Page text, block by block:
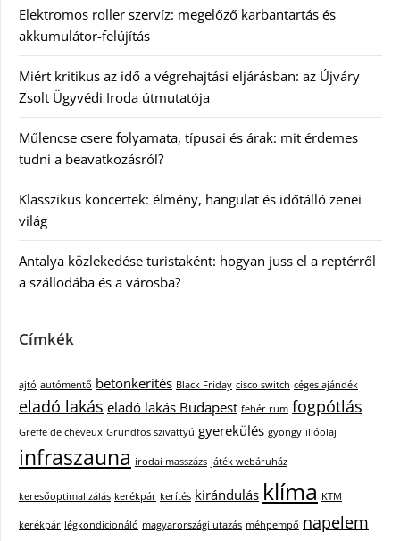
Elektromos roller szervíz: megelőző karbantartás és
akkumulátor-felújítás
Miért kritikus az idő a végrehajtási eljárásban: az Újváry
Zsolt Ügyvédi Iroda útmutatója
Műlencse csere folyamata, típusai és árak: mit érdemes
tudni a beavatkozásról?
Klasszikus koncertek: élmény, hangulat és időtálló zenei
világ
Antalya közlekedése turistaként: hogyan juss el a reptérről
a szállodába és a városba?
Címkék
ajtó autómentő betonkerítés Black Friday cisco switch céges ajándék
eladó lakás eladó lakás Budapest fehér rum fogpótlás
Greffe de cheveux Grundfos szivattyú gyerekülés gyöngy illóolaj
infraszauna irodai masszázs játék webáruház
keresőoptimalizálás kerékpár kerítés kirándulás klíma KTM
kerékpár légkondicionáló magyarországi utazás méhpempő napelem